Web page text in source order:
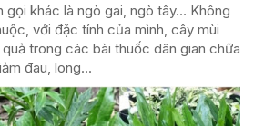
gọi khác là ngò gai, ngò tây… Không
với đặc tính của mình, cây mùi
trong các bài thuốc dân gian chữa
đau, long...